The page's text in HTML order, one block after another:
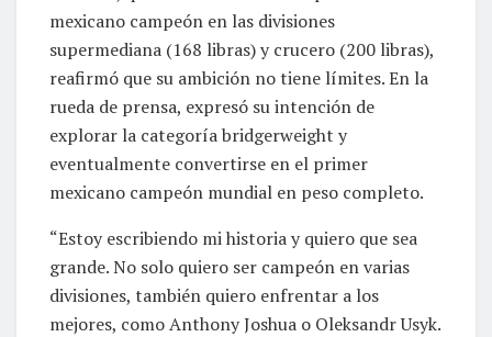
mexicano campeón en las divisiones
supermediana (168 libras) y crucero (200 libras),
reafirmó que su ambición no tiene límites. En la
rueda de prensa, expresó su intención de
explorar la categoría bridgerweight y
eventualmente convertirse en el primer
mexicano campeón mundial en peso completo.
“Estoy escribiendo mi historia y quiero que sea
grande. No solo quiero ser campeón en varias
divisiones, también quiero enfrentar a los
mejores, como Anthony Joshua o Oleksandr Usyk.